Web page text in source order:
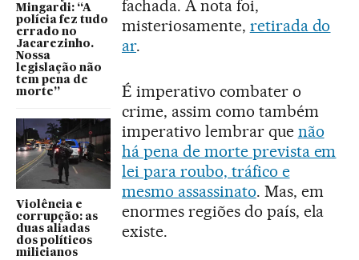
Mingardi: “A
polícia fez tudo
errado no
Jacarezinho.
Nossa
legislação não
tem pena de
morte”
Violência e
corrupção: as
duas aliadas
dos políticos
milicianos
fachada. A nota foi,
misteriosamente, retirada do
ar.
É imperativo combater o
crime, assim como também
imperativo lembrar que não
há pena de morte prevista em
lei para roubo, tráfico e
mesmo assassinato. Mas, em
enormes regiões do país, ela
existe.